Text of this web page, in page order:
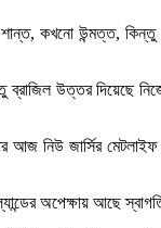
কখনো উন্মত্ত, কিন্তু
উত্তর দিয়েছে
আজ নিউ জার্সির
অপেক্ষায় আছে